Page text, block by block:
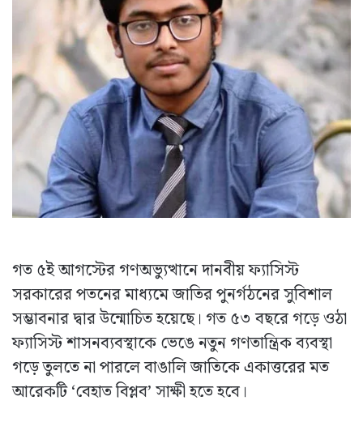
গত ৫ই আগস্টের গণঅভ্যুত্থানে দানবীয় ফ্যাসিস্ট
সরকারের পতনের মাধ্যমে জাতির পুনর্গঠনের সুবিশাল
সম্ভাবনার দ্বার উন্মোচিত হয়েছে। গত ৫৩ বছরে গড়ে ওঠা
ফ্যাসিস্ট শাসনব্যবস্থাকে ভেঙে নতুন গণতান্ত্রিক ব্যবস্থা
গড়ে তুলতে না পারলে বাঙালি জাতিকে একাত্তরের মত
আরেকটি ‘বেহাত বিপ্লব’ সাক্ষী হতে হবে।